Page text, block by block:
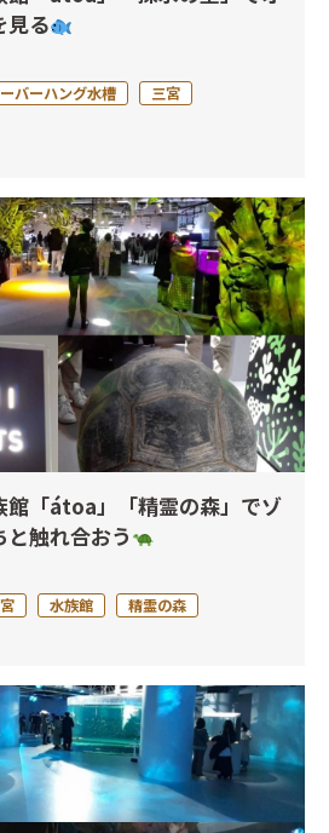
見る
バーハング水槽
三宮
館「átoa」「精霊の森」でゾ
触れ合おう
水族館 精霊の森